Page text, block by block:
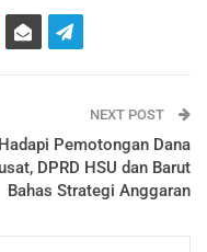
NEXT POST
Hadapi Pemotongan Dana
DPRD HSU dan Barut
Bahas Strategi Anggaran